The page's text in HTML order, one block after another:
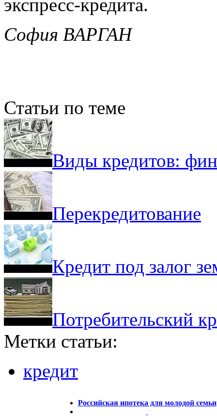
экспресс-кредита.
София ВАРГАН
Статьи по теме
Виды кредитов:
Перекредитование
Кредит под залог
Потребительский
Метки статьи:
кредит
Российская ипотека для молодой семьи